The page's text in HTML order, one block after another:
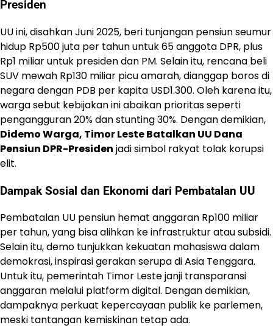
Presiden
UU ini, disahkan Juni 2025, beri tunjangan pensiun seumur
hidup Rp500 juta per tahun untuk 65 anggota DPR, plus
Rp1 miliar untuk presiden dan PM. Selain itu, rencana beli
SUV mewah Rp130 miliar picu amarah, dianggap boros di
negara dengan PDB per kapita USD1.300. Oleh karena itu,
warga sebut kebijakan ini abaikan prioritas seperti
pengangguran 20% dan stunting 30%. Dengan demikian,
Didemo Warga, Timor Leste Batalkan UU Dana
Pensiun DPR-Presiden jadi simbol rakyat tolak korupsi
elit.
Dampak Sosial dan Ekonomi dari Pembatalan UU
Pembatalan UU pensiun hemat anggaran Rp100 miliar
per tahun, yang bisa alihkan ke infrastruktur atau subsidi.
Selain itu, demo tunjukkan kekuatan mahasiswa dalam
demokrasi, inspirasi gerakan serupa di Asia Tenggara.
Untuk itu, pemerintah Timor Leste janji transparansi
anggaran melalui platform digital. Dengan demikian,
dampaknya perkuat kepercayaan publik ke parlemen,
meski tantangan kemiskinan tetap ada.